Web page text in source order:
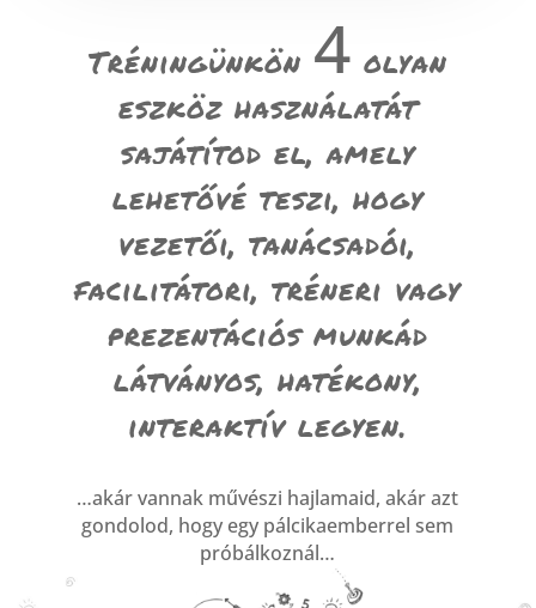
Tréningünkön 4 olyan
eszköz használatát
sajátítod el, amely
lehetővé teszi, hogy
vezetői, tanácsadói,
facilitátori, tréneri vagy
prezentációs munkád
látványos, hatékony,
interaktív legyen.
…akár vannak művészi hajlamaid, akár azt
gondolod, hogy egy pálcikaemberrel sem
próbálkoznál…